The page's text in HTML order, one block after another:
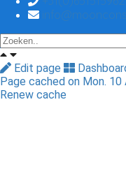
Edit page
Page cached on Mon. 10
Renew cache